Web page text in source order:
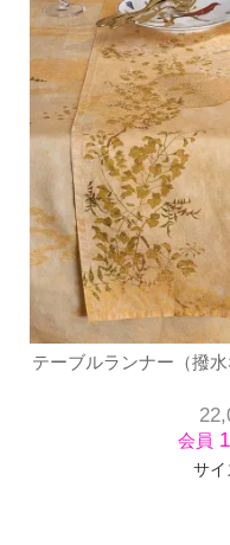
テーブルランナー（撥
会員
サイ